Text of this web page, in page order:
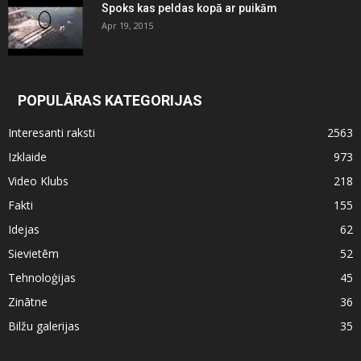
Spoks kas peldas kopā ar puikām
Apr 19, 2015
POPULĀRAS KATEGORIJAS
Interesanti raksti
2563
Izklaide
973
Video Klubs
218
Fakti
155
Idejas
62
Sievietēm
52
Tehnoloģijas
45
Zinātne
36
Bilžu galerijas
35